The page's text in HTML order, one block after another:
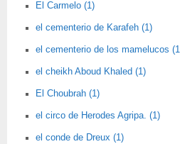
El Carmelo (1)
el cementerio de Karafeh (1)
el cementerio de los mamelucos
el cheikh Aboud Khaled (1)
El Choubrah (1)
el circo de Herodes Agripa. (1)
el conde de Dreux (1)